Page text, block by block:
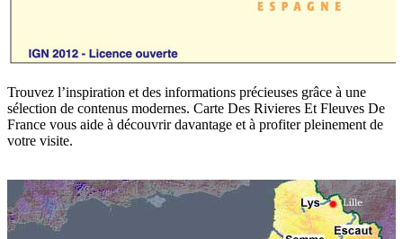
Trouvez l’inspiration et des informations précieuses grâce à une
sélection de contenus modernes. Carte Des Rivieres Et Fleuves De
France vous aide à découvrir davantage et à profiter pleinement de
votre visite.